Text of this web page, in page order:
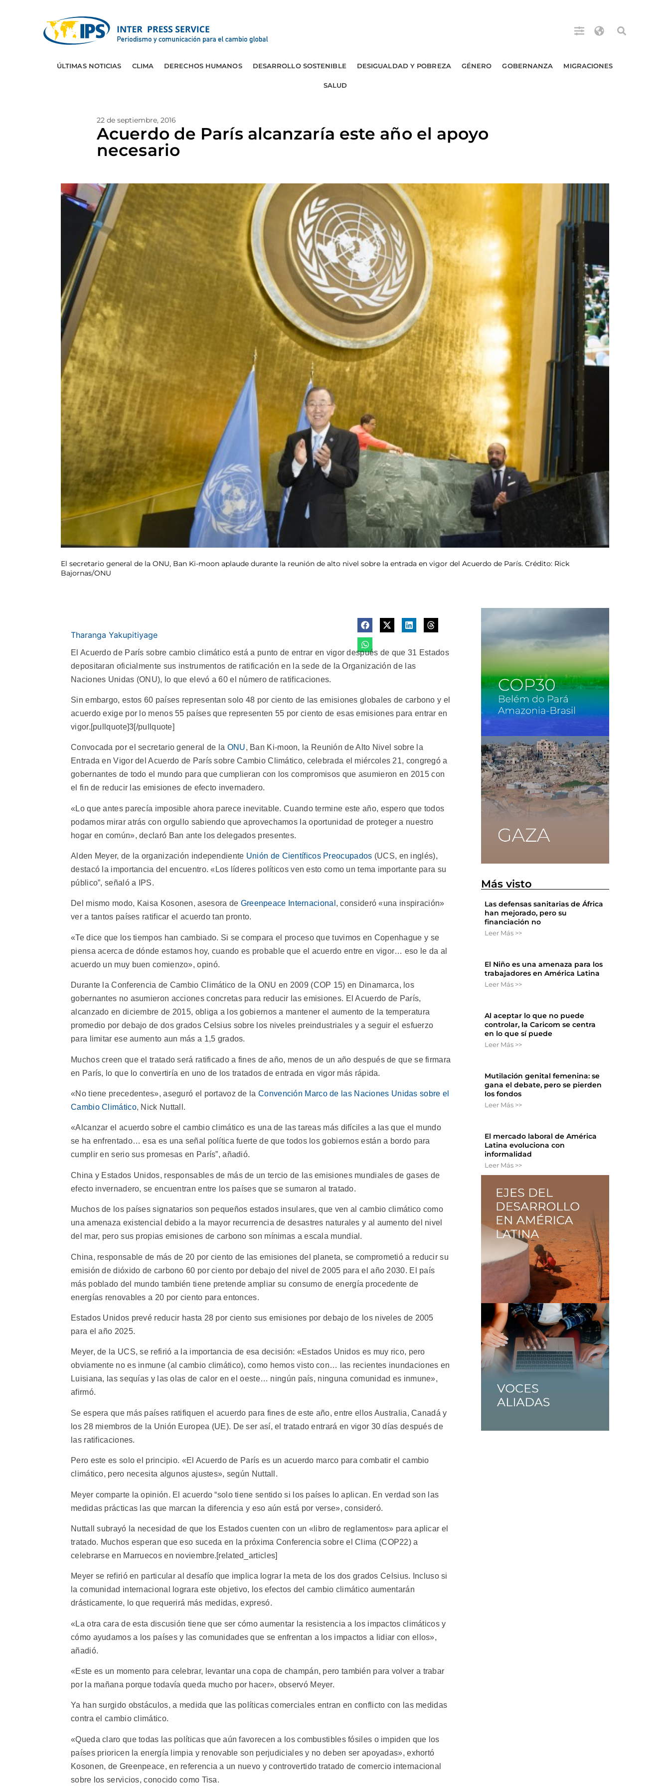
ÚLTIMAS NOTICIAS CLIMA DERECHOS HUMANOS DESARROLLO SOSTENIBLE DESIGUALDAD Y POBREZA GÉNERO GOBERNANZA MIGRACIONES
SALUD
22 de septiembre, 2016
Acuerdo de París alcanzaría este año el apoyo
necesario
El secretario general de la ONU, Ban Ki-moon aplaude durante la reunión de alto nivel sobre la entrada en vigor del Acuerdo de París. Crédito: Rick
Bajornas/ONU
Tharanga Yakupitiyage
El Acuerdo de París sobre cambio climático está a punto de entrar en vigor después de que 31 Estados
depositaran oficialmente sus instrumentos de ratificación en la sede de la Organización de las
Naciones Unidas (ONU), lo que elevó a 60 el número de ratificaciones.
Sin embargo, estos 60 países representan solo 48 por ciento de las emisiones globales de carbono y el
acuerdo exige por lo menos 55 países que representen 55 por ciento de esas emisiones para entrar en
vigor.[pullquote]3[/pullquote]
Convocada por el secretario general de la ONU, Ban Ki-moon, la Reunión de Alto Nivel sobre la
Entrada en Vigor del Acuerdo de París sobre Cambio Climático, celebrada el miércoles 21, congregó a
gobernantes de todo el mundo para que cumplieran con los compromisos que asumieron en 2015 con
el fin de reducir las emisiones de efecto invernadero.
«Lo que antes parecía imposible ahora parece inevitable. Cuando termine este año, espero que todos
podamos mirar atrás con orgullo sabiendo que aprovechamos la oportunidad de proteger a nuestro
hogar en común», declaró Ban ante los delegados presentes.
Alden Meyer, de la organización independiente Unión de Científicos Preocupados (UCS, en inglés),
destacó la importancia del encuentro. «Los líderes políticos ven esto como un tema importante para su
público”, señaló a IPS.
Del mismo modo, Kaisa Kosonen, asesora de Greenpeace Internacional , consideró «una inspiración»
ver a tantos países ratificar el acuerdo tan pronto.
«Te dice que los tiempos han cambiado. Si se compara el proceso que tuvimos en Copenhague y se
piensa acerca de dónde estamos hoy, cuando es probable que el acuerdo entre en vigor… eso le da al
acuerdo un muy buen comienzo», opinó.
Durante la Conferencia de Cambio Climático de la ONU en 2009 (COP 15) en Dinamarca, los
gobernantes no asumieron acciones concretas para reducir las emisiones. El Acuerdo de París,
alcanzado en diciembre de 2015, obliga a los gobiernos a mantener el aumento de la temperatura
promedio por debajo de dos grados Celsius sobre los niveles preindustriales y a seguir el esfuerzo
para limitar ese aumento aun más a 1,5 grados.
Muchos creen que el tratado será ratificado a fines de año, menos de un año después de que se firmara
en París, lo que lo convertiría en uno de los tratados de entrada en vigor más rápida.
«No tiene precedentes», aseguró el portavoz de la Convención Marco de las Naciones Unidas sobre el
Cambio Climático, Nick Nuttall.
«Alcanzar el acuerdo sobre el cambio climático es una de las tareas más difíciles a las que el mundo
se ha enfrentado… esa es una señal política fuerte de que todos los gobiernos están a bordo para
cumplir en serio sus promesas en París”, añadió.
China y Estados Unidos, responsables de más de un tercio de las emisiones mundiales de gases de
efecto invernadero, se encuentran entre los países que se sumaron al tratado.
Muchos de los países signatarios son pequeños estados insulares, que ven al cambio climático como
una amenaza existencial debido a la mayor recurrencia de desastres naturales y al aumento del nivel
del mar, pero sus propias emisiones de carbono son mínimas a escala mundial.
China, responsable de más de 20 por ciento de las emisiones del planeta, se comprometió a reducir su
emisión de dióxido de carbono 60 por ciento por debajo del nivel de 2005 para el año 2030. El país
más poblado del mundo también tiene pretende ampliar su consumo de energía procedente de
energías renovables a 20 por ciento para entonces.
Estados Unidos prevé reducir hasta 28 por ciento sus emisiones por debajo de los niveles de 2005
para el año 2025.
Meyer, de la UCS, se refirió a la importancia de esa decisión: «Estados Unidos es muy rico, pero
obviamente no es inmune (al cambio climático), como hemos visto con… las recientes inundaciones en
Luisiana, las sequías y las olas de calor en el oeste… ningún país, ninguna comunidad es inmune»,
afirmó.
Se espera que más países ratifiquen el acuerdo para fines de este año, entre ellos Australia, Canadá y
los 28 miembros de la Unión Europea (UE). De ser así, el tratado entrará en vigor 30 días después de
las ratificaciones.
Pero este es solo el principio. «El Acuerdo de París es un acuerdo marco para combatir el cambio
climático, pero necesita algunos ajustes», según Nuttall.
Meyer comparte la opinión. El acuerdo “solo tiene sentido si los países lo aplican. En verdad son las
medidas prácticas las que marcan la diferencia y eso aún está por verse», consideró.
Nuttall subrayó la necesidad de que los Estados cuenten con un «libro de reglamentos» para aplicar el
tratado. Muchos esperan que eso suceda en la próxima Conferencia sobre el Clima (COP22) a
celebrarse en Marruecos en noviembre.[related_articles]
Meyer se refirió en particular al desafío que implica lograr la meta de los dos grados Celsius. Incluso si
la comunidad internacional lograra este objetivo, los efectos del cambio climático aumentarán
drásticamente, lo que requerirá más medidas, expresó.
«La otra cara de esta discusión tiene que ser cómo aumentar la resistencia a los impactos climáticos y
cómo ayudamos a los países y las comunidades que se enfrentan a los impactos a lidiar con ellos»,
añadió.
«Este es un momento para celebrar, levantar una copa de champán, pero también para volver a trabar
por la mañana porque todavía queda mucho por hacer», observó Meyer.
Ya han surgido obstáculos, a medida que las políticas comerciales entran en conflicto con las medidas
contra el cambio climático.
«Queda claro que todas las políticas que aún favorecen a los combustibles fósiles o impiden que los
países prioricen la energía limpia y renovable son perjudiciales y no deben ser apoyadas», exhortó
Kosonen, de Greenpeace, en referencia a un nuevo y controvertido tratado de comercio internacional
sobre los servicios, conocido como Tisa.
Más visto
Las defensas sanitarias de África
han mejorado, pero su
financiación no
Leer Más >>
El Niño es una amenaza para los
trabajadores en América Latina
Leer Más >>
Al aceptar lo que no puede
controlar, la Caricom se centra
en lo que sí puede
Leer Más >>
Mutilación genital femenina: se
gana el debate, pero se pierden
los fondos
Leer Más >>
El mercado laboral de América
Latina evoluciona con
informalidad
Leer Más >>